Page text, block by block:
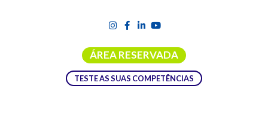
ÁREA RESERVADA
TESTE AS SUAS COMPETÊNCIAS